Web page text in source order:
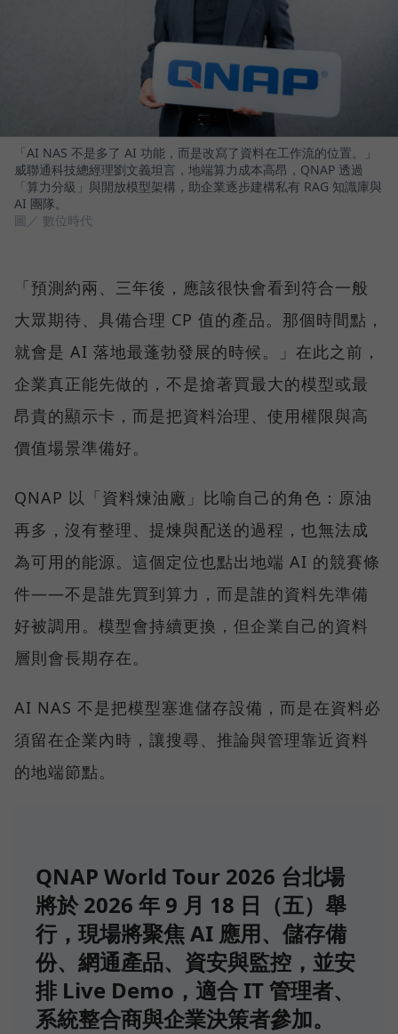
「AI NAS 不是多了 AI 功能，而是改寫了資料在工作流的位置。」
威聯通科技總經理劉文義坦言，地端算力成本高昂，QNAP 透過
「算力分級」與開放模型架構，助企業逐步建構私有 RAG 知識庫與
AI 團隊。
圖／ 數位時代
「預測約兩、三年後，應該很快會看到符合一般
大眾期待、具備合理 CP 值的產品。那個時間點，
就會是 AI 落地最蓬勃發展的時候。」在此之前，
企業真正能先做的，不是搶著買最大的模型或最
昂貴的顯示卡，而是把資料治理、使用權限與高
價值場景準備好。
QNAP 以「資料煉油廠」比喻自己的角色：原油
再多，沒有整理、提煉與配送的過程，也無法成
為可用的能源。這個定位也點出地端 AI 的競賽條
件——不是誰先買到算力，而是誰的資料先準備
好被調用。模型會持續更換，但企業自己的資料
層則會長期存在。
AI NAS 不是把模型塞進儲存設備，而是在資料必
須留在企業內時，讓搜尋、推論與管理靠近資料
的地端節點。
QNAP World Tour 2026 台北場
將於 2026 年 9 月 18 日（五）舉
行，現場將聚焦 AI 應用、儲存備
份、網通產品、資安與監控，並安
排 Live Demo，適合 IT 管理者、
系統整合商與企業決策者參加。